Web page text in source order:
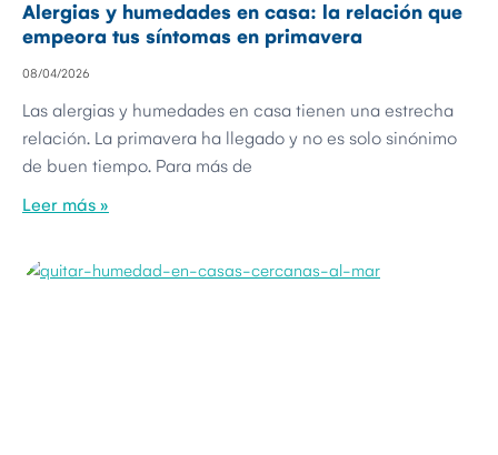
Alergias y humedades en casa: la relación que
empeora tus síntomas en primavera
08/04/2026
Las alergias y humedades en casa tienen una estrecha
relación. La primavera ha llegado y no es solo sinónimo
de buen tiempo. Para más de
Leer más »